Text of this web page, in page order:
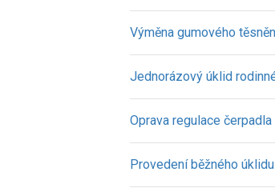
Výměna gumového
Jednorázový úklid
Oprava regulace
Provedení běžného